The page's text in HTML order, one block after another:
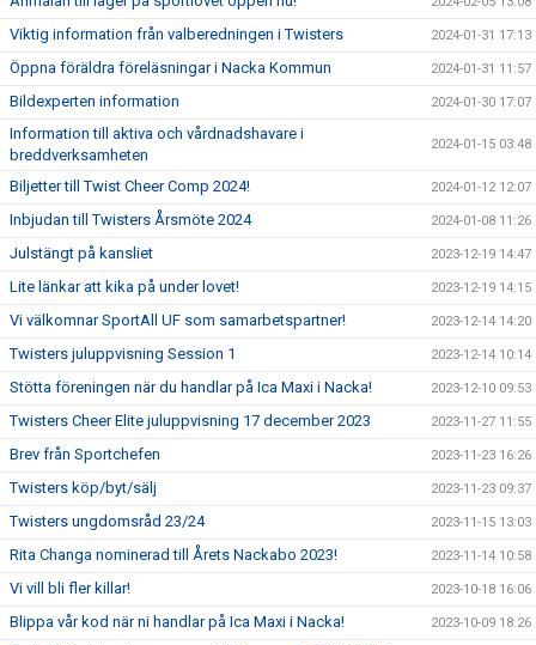
Viktig information från valberedningen i Twisters 2024-01-31 17:13
Öppna föräldra föreläsningar i Nacka Kommun 2024-01-31 11:57
Bildexperten information 2024-01-30 17:07
Information till aktiva och vårdnadshavare i
breddverksamheten
2024-01-15 03:48
Biljetter till Twist Cheer Comp 2024! 2024-01-12 12:07
Inbjudan till Twisters Årsmöte 2024 2024-01-08 11:26
Julstängt på kansliet 2023-12-19 14:47
Lite länkar att kika på under lovet! 2023-12-19 14:15
Vi välkomnar SportAll UF som samarbetspartner! 2023-12-14 14:20
Twisters juluppvisning Session 1 2023-12-14 10:14
Stötta föreningen när du handlar på Ica Maxi i Nacka! 2023-12-10 09:53
Twisters Cheer Elite juluppvisning 17 december 2023 2023-11-27 11:55
Brev från Sportchefen 2023-11-23 16:26
Twisters köp/byt/sälj 2023-11-23 09:37
Twisters ungdomsråd 23/24 2023-11-15 13:03
Rita Changa nominerad till Årets Nackabo 2023! 2023-11-14 10:58
Vi vill bli fler killar! 2023-10-18 16:06
Blippa vår kod när ni handlar på Ica Maxi i Nacka! 2023-10-09 18:26